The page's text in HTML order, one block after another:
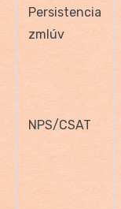
Persistencia
zmlúv
NPS/CSAT